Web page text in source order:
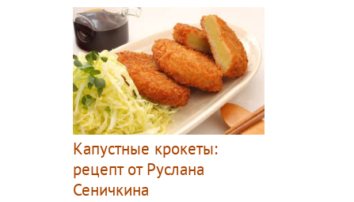
Капустные крокеты:
рецепт от Руслана
Сеничкина